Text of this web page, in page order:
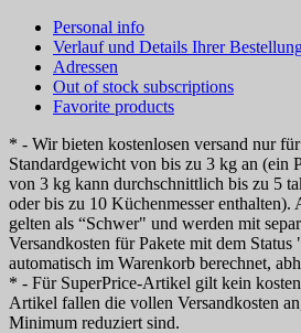
Personal info
Verlauf und Details Ihrer
Adressen
Out of stock subscriptions
Favorite products
* - Wir bieten kostenlosen versand nur
Standardgewicht von bis zu 3 kg an (ein
von 3 kg kann durchschnittlich bis zu 5
oder bis zu 10 Küchenmesser enthalten).
gelten als “Schwer" und werden mit
Versandkosten für Pakete mit dem
automatisch im Warenkorb berechnet,
* - Für SuperPrice-Artikel gilt kein
Artikel fallen die vollen Versandkosten
Minimum reduziert sind.